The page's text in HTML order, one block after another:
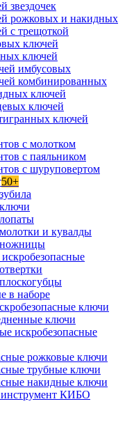
звездочек
рожковых и накидных
с трещоткой
ключей
ключей
имбусовых
комбинированных
ключей
ключей
ключей
с молотком
с паяльником
с шуруповертом
50+
и кувалды
ножницы
в наборе
ключи
ключи
искробезопасные
рожковые ключи
трубные ключи
накидные ключи
КИБО